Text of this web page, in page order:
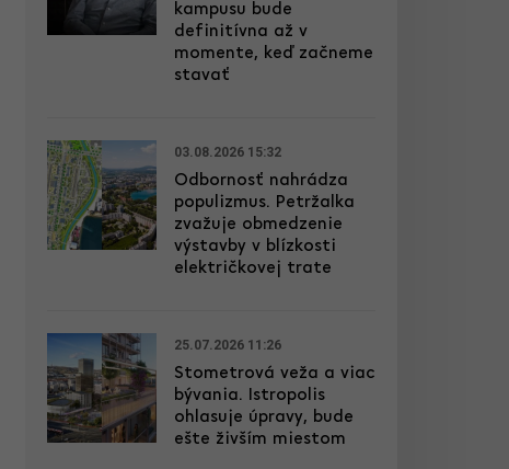
kampusu bude
definitívna až v
momente, keď začneme
stavať
03.08.2026 15:32
Odbornosť nahrádza
populizmus. Petržalka
zvažuje obmedzenie
výstavby v blízkosti
električkovej trate
25.07.2026 11:26
Stometrová veža a viac
bývania. Istropolis
ohlasuje úpravy, bude
ešte živším miestom